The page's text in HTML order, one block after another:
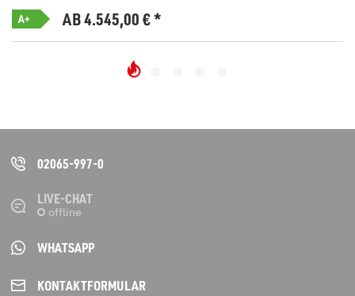
A+ AB 4.545,00€*
02065-997-0
LIVE-CHAT
WHATSAPP
KONTAKT­FORMULAR